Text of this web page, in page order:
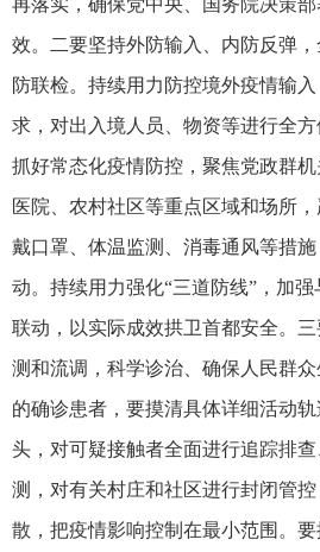
效。二要坚持外防输入、内防反弹
防联检。持续用力防控境外疫情输
求，对出入境人员、物资等进行全
抓好常态化疫情防控，聚焦党政群
医院、农村社区等重点区域和场所
戴口罩、体温监测、消毒通风等措
动。持续用力强化“三道防线”，加
联动，以实际成效拱卫首都安全。
测和流调，科学诊治、确保人民群
的确诊患者，要摸清具体详细活动
头，对可疑接触者全面进行追踪排
测，对有关村庄和社区进行封闭管
散，把疫情影响控制在最小范围。要